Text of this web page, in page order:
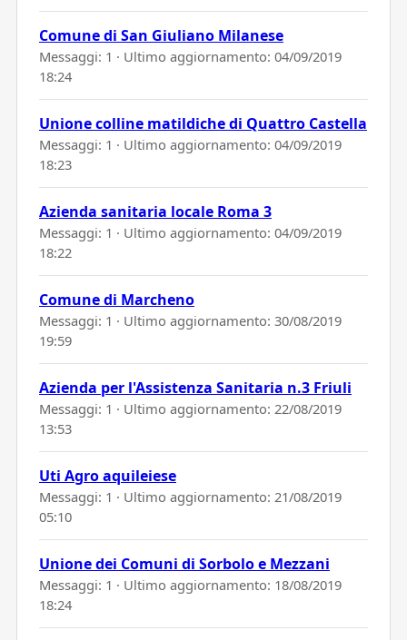
Comune di San Giuliano Milanese
Messaggi: 1 · Ultimo aggiornamento: 04/09/2019
18:24
Unione colline matildiche di Quattro Castella
Messaggi: 1 · Ultimo aggiornamento: 04/09/2019
18:23
Azienda sanitaria locale Roma 3
Messaggi: 1 · Ultimo aggiornamento: 04/09/2019
18:22
Comune di Marcheno
Messaggi: 1 · Ultimo aggiornamento: 30/08/2019
19:59
Azienda per l'Assistenza Sanitaria n.3 Friuli
Messaggi: 1 · Ultimo aggiornamento: 22/08/2019
13:53
Uti Agro aquileiese
Messaggi: 1 · Ultimo aggiornamento: 21/08/2019
05:10
Unione dei Comuni di Sorbolo e Mezzani
Messaggi: 1 · Ultimo aggiornamento: 18/08/2019
18:24